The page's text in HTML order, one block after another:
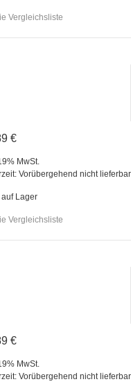
Vergleichsliste
€
MwSt.
Vorübergehend nicht lieferbar
auf Lager
Vergleichsliste
€
MwSt.
Vorübergehend nicht lieferbar